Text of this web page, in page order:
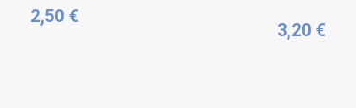
2,50 €
3,20 €